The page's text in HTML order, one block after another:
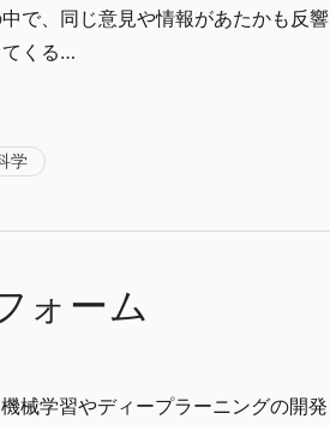
で、同じ意見や情報があたかも反響
くる…
学
ォーム
械学習やディープラーニングの開発